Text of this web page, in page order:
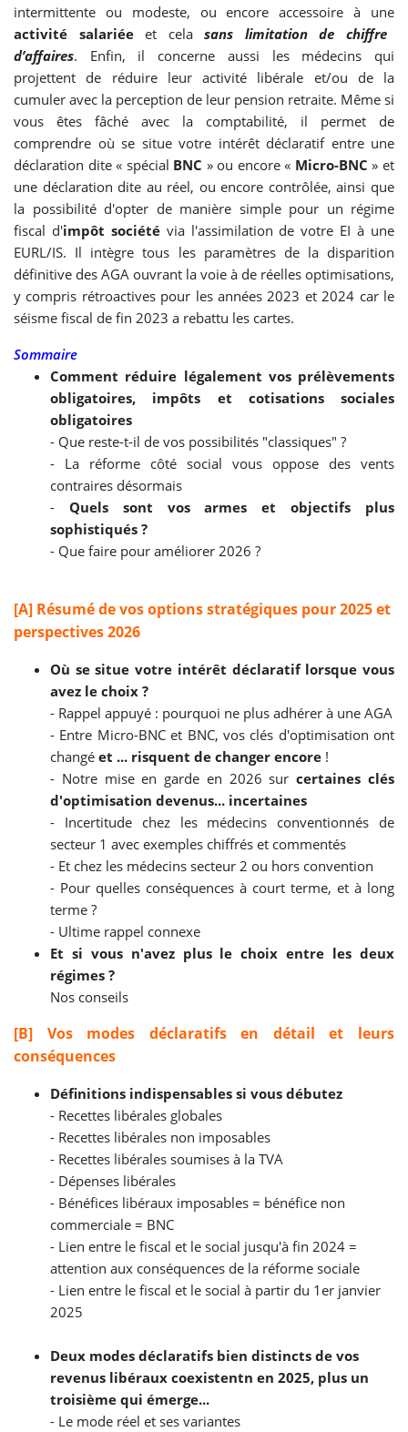
intermittente ou modeste, ou encore accessoire à une
activité salariéeet cela sans limitation de chiffre
d’affaires. Enfin, il concerne aussi les médecins qui
projettent de réduire leur activité libérale et/ou de la
cumuler avec la perception de leur pension retraite. Même si
vous êtes fâché avec la comptabilité, il permet de
comprendre où se situe votre intérêt déclaratif entre une
déclaration dite « spécial BNC » ou encore « Micro-BNC » et
une déclaration dite au réel, ou encore contrôlée, ainsi que
la possibilité d'opter de manière simple pour un régime
fiscal d'impôt sociétévia l'assimilation de votre EI à une
EURL/IS. Il intègre tous les paramètres de la disparition
définitive des AGA ouvrant la voie à de réelles optimisations,
y compris rétroactives pour les années 2023 et 2024 car le
séisme fiscal de fin 2023 a rebattu les cartes.
Sommaire
Comment réduire légalement vos prélèvements
obligatoires, impôts et cotisations sociales
obligatoires
- Que reste-t-il de vos possibilités "classiques" ?
- La réforme côté social vous oppose des vents
contraires désormais
- Quels sont vos armes et objectifs plus
sophistiqués ?
- Que faire pour améliorer 2026 ?
[A] Résumé de vos options stratégiques pour 2025 et
perspectives 2026
Où se situe votre intérêt déclaratif lorsque vous
avez le choix ?
- Rappel appuyé : pourquoi ne plus adhérer à une AGA
- Entre Micro-BNC et BNC, vos clés d'optimisation ont
changé et ... risquent de changer encore !
- Notre mise en garde en 2026 surcertaines clés
d'optimisation devenus... incertaines
- Incertitude chez les médecins conventionnés de
secteur 1 avec exemples chiffrés et commentés
- Et chez les médecins secteur 2 ou hors convention
- Pour quelles conséquences à court terme, et à long
terme ?
- Ultime rappel connexe
Et si vous n'avez plus le choix entre les deux
régimes ?
Nos conseils
[B] Vos modes déclaratifs en détail et leurs
conséquences
Définitions indispensables si vous débutez
- Recettes libérales globales
- Recettes libérales non imposables
- Recettes libérales soumises à la TVA
- Dépenses libérales
- Bénéfices libéraux imposables = bénéfice non
commerciale = BNC
- Lien entre le fiscal et le social jusqu'à fin 2024 =
attention aux conséquences de la réforme sociale
- Lien entre le fiscal et le social à partir du 1er janvier
2025
Deux modes déclaratifs bien distincts de vos
revenus libéraux coexistentn en 2025, plus un
troisième qui émerge...
- Le mode réel et ses variantes